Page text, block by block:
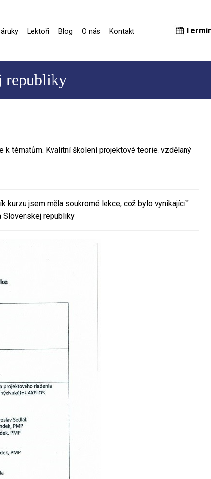
Lektoři Blog O nás Kontakt
republiky
tématům. Kvalitní školení projektové teorie, vzdělaný
kurzu jsem měla soukromé lekce, což bylo vynikající."
Slovenskej republiky